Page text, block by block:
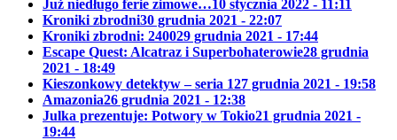
Już niedługo ferie zimowe…10 stycznia 2022 - 11:11
Kroniki zbrodni30 grudnia 2021 - 22:07
Kroniki zbrodni: 240029 grudnia 2021 - 17:44
Escape Quest: Alcatraz i Superbohaterowie28 grudnia
2021 - 18:49
Kieszonkowy detektyw – seria 127 grudnia 2021 - 19:58
Amazonia26 grudnia 2021 - 12:38
Julka prezentuje: Potwory w Tokio21 grudnia 2021 -
19:44